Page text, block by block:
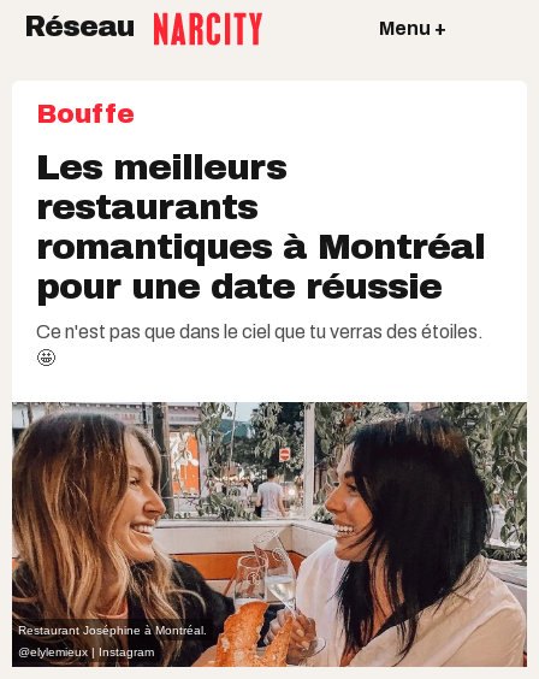
Réseau Menu +
Bouffe
Les meilleurs
restaurants
romantiques à Montréal
pour une date réussie
Ce n'est pas que dans le ciel que tu verras des étoiles.
🤩
Restaurant Joséphine à Montréal.
@elylemieux | Instagram